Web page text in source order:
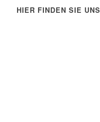
HIER FINDEN SIE UNS